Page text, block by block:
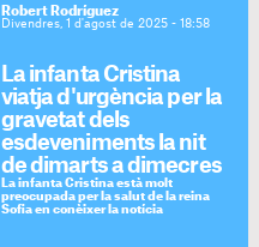
Robert Rodríguez
Divendres, 1 d'agost de 2025 - 18:58
La infanta Cristina
viatja d'urgència per la
gravetat dels
esdeveniments la nit
de dimarts a dimecres
La infanta Cristina està molt
preocupada per la salut de la reina
Sofia en conèixer la notícia